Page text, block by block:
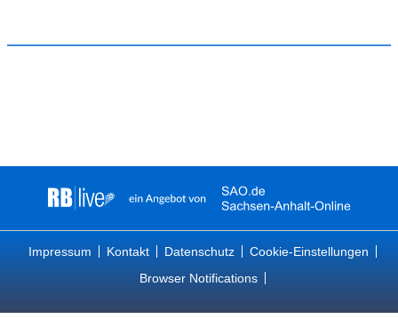
Impressum Kontakt Datenschutz
Cookie-Einstellungen
Browser Notifications